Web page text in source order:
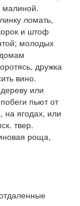
малиной.
ломать,
и штоф
молодых
дружка
вино.
или
пьют от
на ягодах, или
твер.
роща,